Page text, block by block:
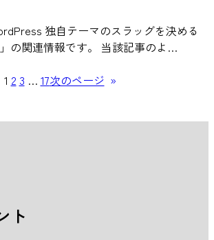
独自テーマのスラッグを決める
の関連情報です。 当該記事のよ…
1 2 3 … 17次のページ »
ト